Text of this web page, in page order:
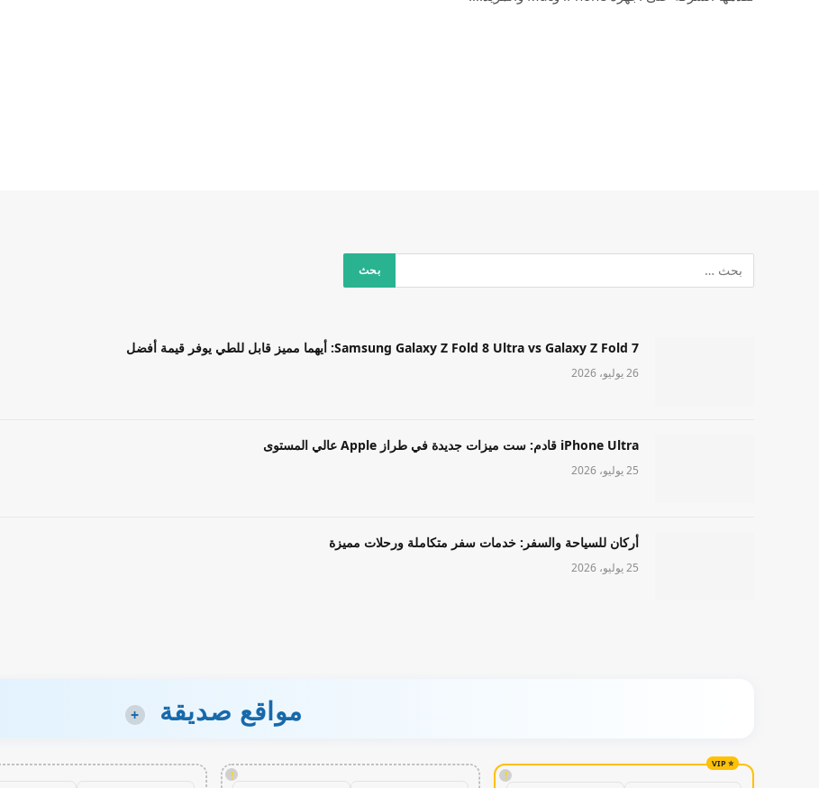
Samsung Galaxy Z Fold 8 Ultra vs Galaxy Z Fold 7: أيهما مميز قابل للطي يوفر قيمة أفضل
26 يوليو، 2026
iPhone Ultra قادم: ست ميزات جديدة في طراز Apple عالي المستوى
25 يوليو، 2026
أركان للسياحة والسفر: خدمات سفر متكاملة ورحلات مميزة
25 يوليو، 2026
مواقع صديقة +
!
!